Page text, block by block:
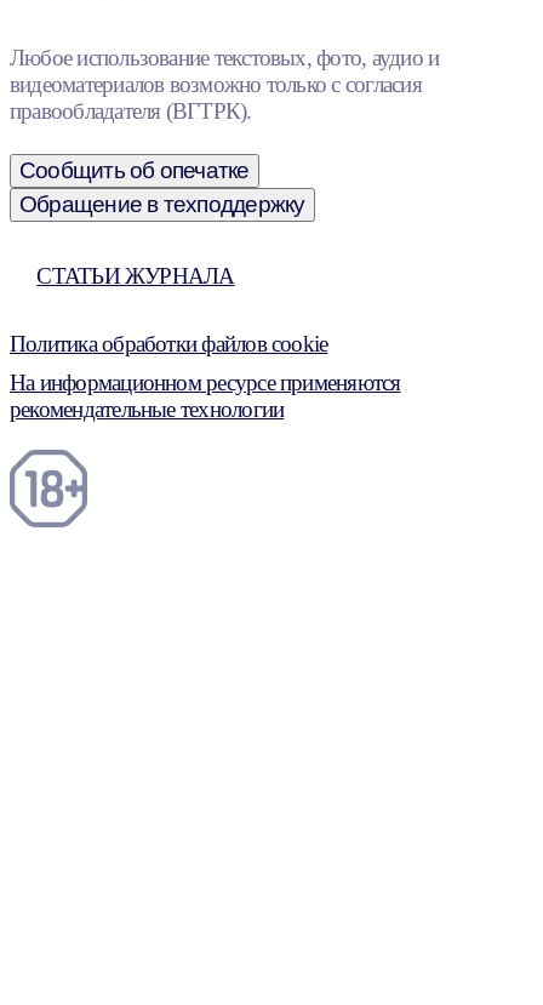
Любое использование текстовых, фото, аудио и
видеоматериалов возможно только с согласия
правообладателя (ВГТРК).
Сообщить об опечатке
Обращение в техподдержку
СТАТЬИ ЖУРНАЛА
Политика обработки файлов cookie
На информационном ресурсе применяются
рекомендательные технологии